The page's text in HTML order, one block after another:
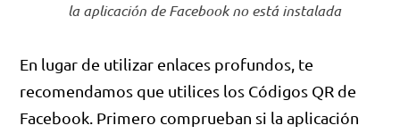
la aplicación de Facebook no está instalada
En lugar de utilizar enlaces profundos, te
recomendamos que utilices los Códigos QR de
Facebook. Primero comprueban si la aplicación